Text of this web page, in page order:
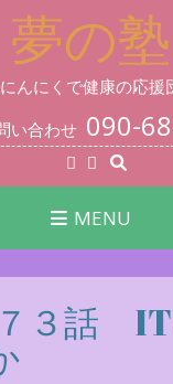
夢の塾
んにくで健康の応援
い合わせ 090-
MENU
３話